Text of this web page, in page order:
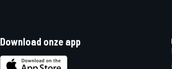
Download onze app